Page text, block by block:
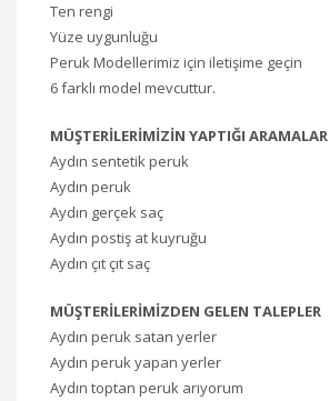
Ten rengi
Yüze uygunluğu
Peruk Modellerimiz için iletişime geçin
6 farklı model mevcuttur.
MÜŞTERİLERİMİZİN YAPTIĞI ARAMALAR
Aydın sentetik peruk
Aydın peruk
Aydın gerçek saç
Aydın postiş at kuyruğu
Aydın çıt çıt saç
MÜŞTERİLERİMİZDEN GELEN TALEPLER
Aydın peruk satan yerler
Aydın peruk yapan yerler
Aydın toptan peruk arıyorum